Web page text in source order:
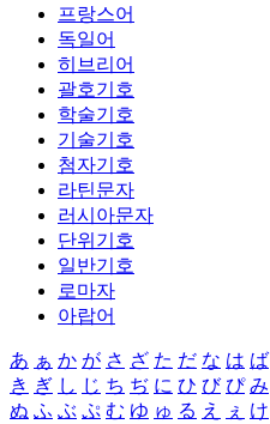
프랑스어
독일어
히브리어
괄호기호
학술기호
기술기호
첨자기호
라틴문자
러시아문자
단위기호
일반기호
로마자
아랍어
あ ぁ か が さ ざ た だ な は ば
き ぎ し じ ち ぢ に ひ び ぴ み
ぬ ふ ぶ ぷ む ゆ ゅ る え ぇ け